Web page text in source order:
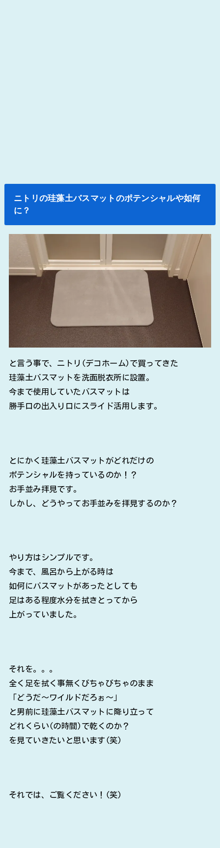
ニトリの珪藻土バスマットのポテンシャルや如何
に？
と言う事で、ニトリ(デコホーム)で買ってきた
珪藻土バスマットを洗面脱衣所に設置。
今まで使用していたバスマットは
勝手口の出入り口にスライド活用します。
とにかく珪藻土バスマットがどれだけの
ポテンシャルを持っているのか！？
お手並み拝見です。
しかし、どうやってお手並みを拝見するのか？
やり方はシンプルです。
今まで、風呂から上がる時は
如何にバスマットがあったとしても
足はある程度水分を拭きとってから
上がっていました。
それを。。。
全く足を拭く事無くびちゃびちゃのまま
「どうだ～ワイルドだろぉ～」
と男前に珪藻土バスマットに降り立って
どれくらい(の時間)で乾くのか？
を見ていきたいと思います(笑)
それでは、ご覧ください！(笑)